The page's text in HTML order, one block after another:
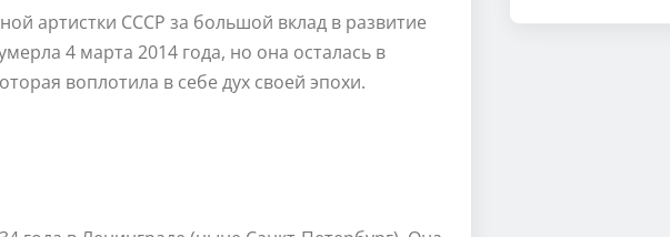
артистки СССР за большой вклад в развитие
4 марта 2014 года, но она осталась в
воплотила в себе дух своей эпохи.